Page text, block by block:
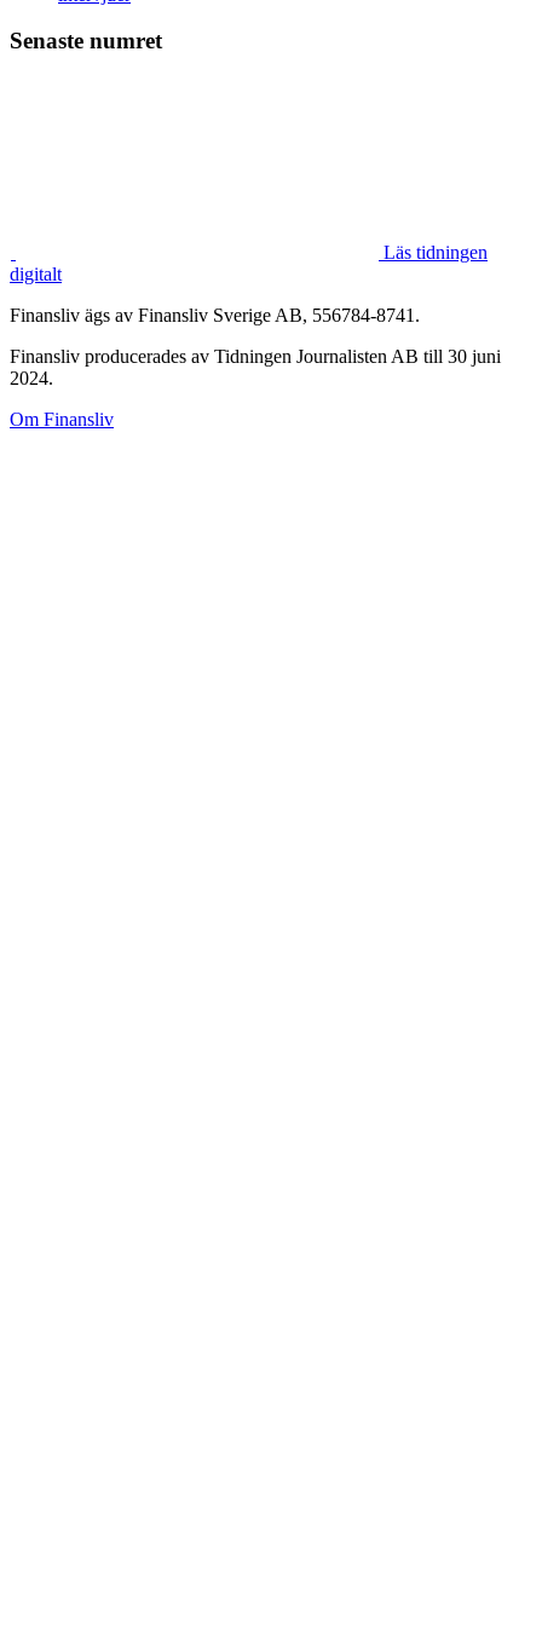
Senaste numret
Läs tidningen
digitalt
Finansliv ägs av Finansliv Sverige AB, 556784-8741.
Finansliv producerades av Tidningen Journalisten AB till 30 juni
2024.
Om Finansliv